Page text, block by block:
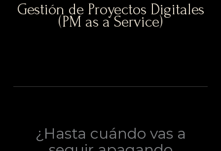
Gestión de Proyectos Digitales
(PM as a Service)
¿Hasta cuándo vas a